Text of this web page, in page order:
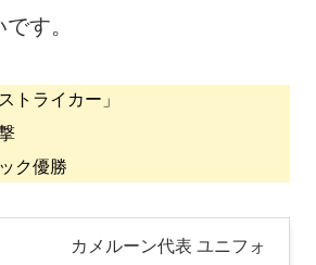
す。
トライカー」
ク優勝
カメルーン代表 ユニフォ